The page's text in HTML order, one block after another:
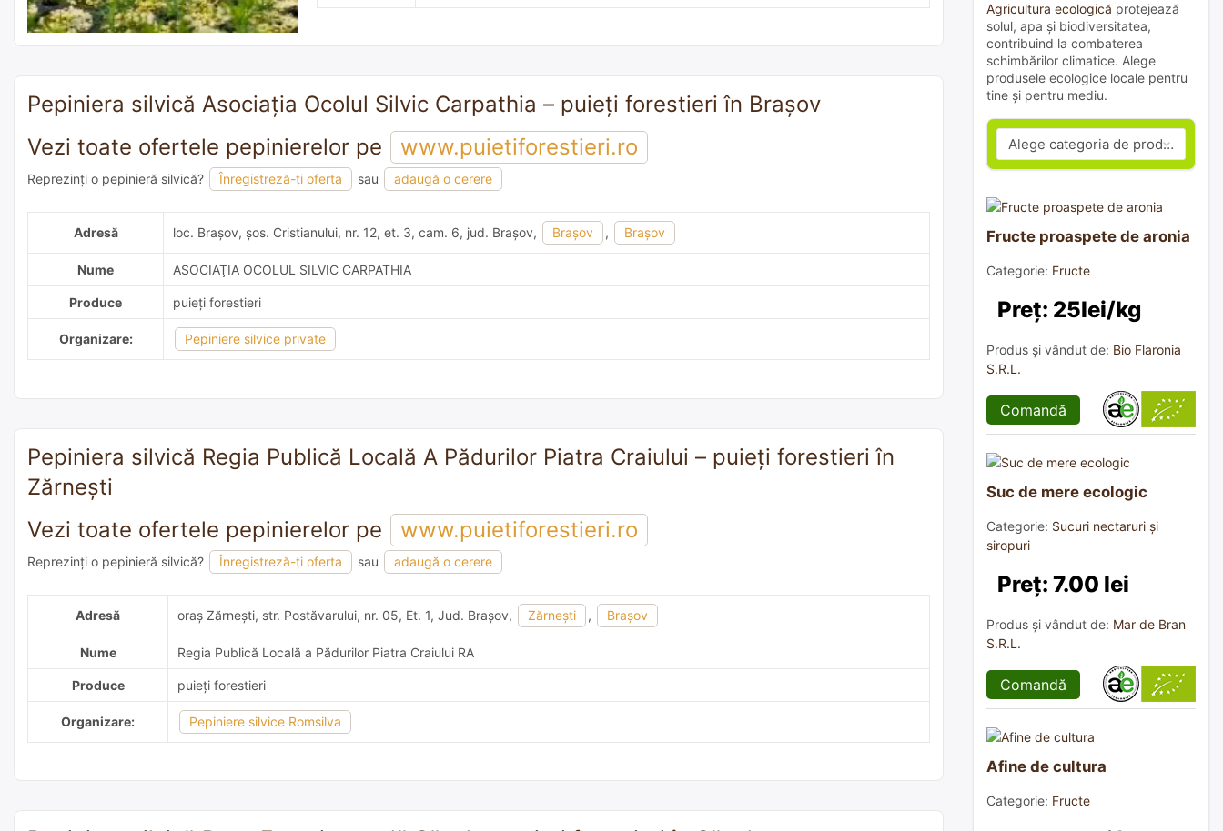
Pepiniera silvică Asociaţia Ocolul Silvic Carpathia – puieți forestieri în Brașov
Vezi toate ofertele pepinierelor pe
www.puietiforestieri.ro
Reprezinți o pepinieră silvică? Înregistreză-ți oferta sau
adaugă o cerere
Adresă
loc. Brașov, șos. Cristianului, nr. 12, et. 3, cam. 6, jud. Braşov, Brașov , Braşov
Nume ASOCIAŢIA OCOLUL SILVIC CARPATHIA
Produce puieți forestieri
Organizare: Pepiniere silvice private
Pepiniera silvică Regia Publică Locală A Pădurilor Piatra Craiului – puieți forestieri în
Zărneşti
Vezi toate ofertele pepinierelor pe
www.puietiforestieri.ro
Reprezinți o pepinieră silvică? Înregistreză-ți oferta sau
adaugă o cerere
Adresă
oraş Zărneşti, str. Postăvarului, nr. 05, Et. 1, Jud. Braşov, Zărneşti , Braşov
Nume Regia Publică Locală a Pădurilor Piatra Craiului RA
Produce puieți forestieri
Organizare: Pepiniere silvice Romsilva
Agricultura ecologică protejează
solul, apa și biodiversitatea,
contribuind la combaterea
schimbărilor climatice. Alege
produsele ecologice locale pentru
tine și pentru mediu.
Fructe proaspete de aronia
Categorie: Fructe
Preț: 25lei/kg
Produs și vândut de: Bio Flaronia
S.R.L.
Comandă
Suc de mere ecologic
Categorie: Sucuri nectaruri și
siropuri
Preț: 7.00 lei
Produs și vândut de: Mar de Bran
S.R.L.
Comandă
Afine de cultura
Categorie: Fructe